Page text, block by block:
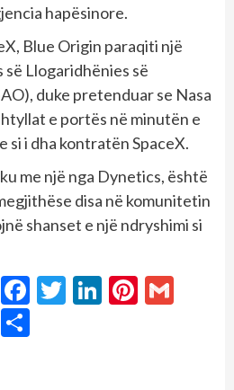
hapësinore.
Blue Origin paraqiti një
Llogaridhënies së
duke pretenduar se Nasa
e portës në minutën e
si i dha kontratën SpaceX.
me një nga Dynetics, është
disa në komunitetin
shanset e një ndryshimi si
SkypeFacebook
Twitter
LinkedIn
Viber